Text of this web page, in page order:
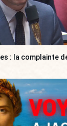
: la complainte